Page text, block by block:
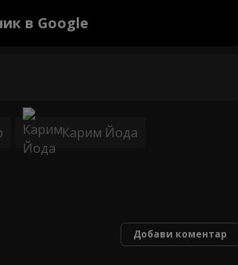
в Google
Карим Йода
Добави коментар